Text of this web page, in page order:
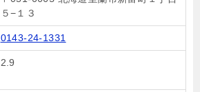
５−１３
0143-24-1331
2.9